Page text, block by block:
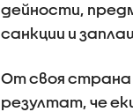
дейности,
санкции и
От своя страна
резултат, че